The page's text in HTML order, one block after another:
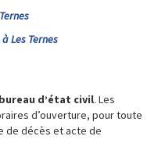
Les Ternes
bureau d’état civil. Les
d’ouverture, pour toute
de décès et acte de